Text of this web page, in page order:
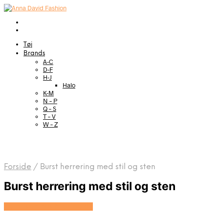
Tøj
Brands
A-C
D-F
H-J
Halo
K-M
N – P
Q – S
T – V
W – Z
Forside / Burst herrering med stil og sten
Burst herrering med stil og sten